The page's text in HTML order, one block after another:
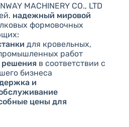
MACHINERY CO., LTD
надежный мировой
формовочных
для кровельных,
работ
решения в соответствии с
бизнеса
и
цены для